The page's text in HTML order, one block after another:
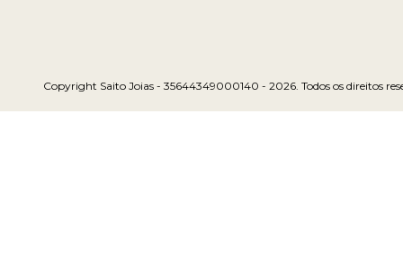
Copyright Saito Joias - 35644349000140 - 2026. Todos os direitos